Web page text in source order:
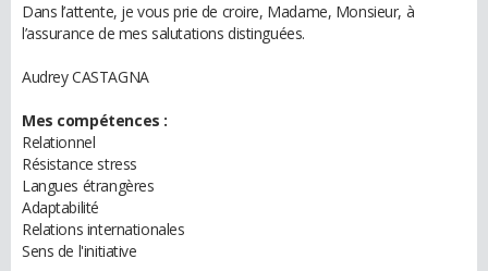
Dans l’attente, je vous prie de croire, Madame, Monsieur, à
l’assurance de mes salutations distinguées.
Audrey CASTAGNA
Mes compétences :
Relationnel
Résistance stress
Langues étrangères
Adaptabilité
Relations internationales
Sens de l'initiative